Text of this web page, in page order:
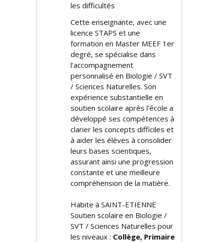
les difficultés
Cette enseignante, avec une
licence STAPS et une
formation en Master MEEF 1er
degré, se spécialise dans
l'accompagnement
personnalisé en Biologie / SVT
/ Sciences Naturelles. Son
expérience substantielle en
soutien scolaire après l'école a
développé ses compétences à
clarifier les concepts difficiles et
à aider les élèves à consolider
leurs bases scientifiques,
assurant ainsi une progression
constante et une meilleure
compréhension de la matière.
Habite à SAINT-ETIENNE
Soutien scolaire en Biologie /
SVT / Sciences Naturelles pour
les niveaux : Collège, Primaire